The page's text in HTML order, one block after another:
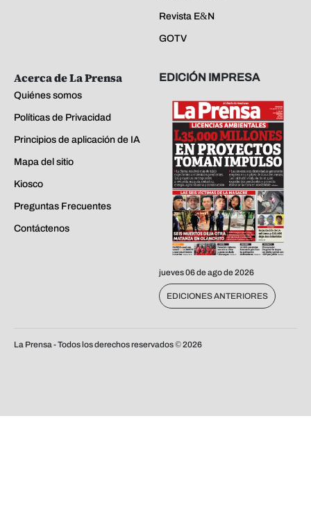
Revista E&N
GOTV
Acerca de La Prensa
Quiénes somos
Políticas de Privacidad
Principios de aplicación de IA
Mapa del sitio
Kiosco
Preguntas Frecuentes
Contáctenos
EDICIÓN IMPRESA
jueves 06 de ago de 2026
EDICIONES ANTERIORES
La Prensa - Todos los derechos reservados ©2026